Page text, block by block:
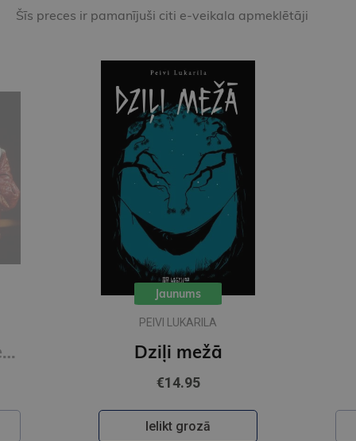
Šīs preces ir pamanījuši citi e-veikala apmeklētāji
Dancing The Dream
Jaunums
PEIVI LUKARILA
Dziļi mežā
€14.95
Ielikt grozā